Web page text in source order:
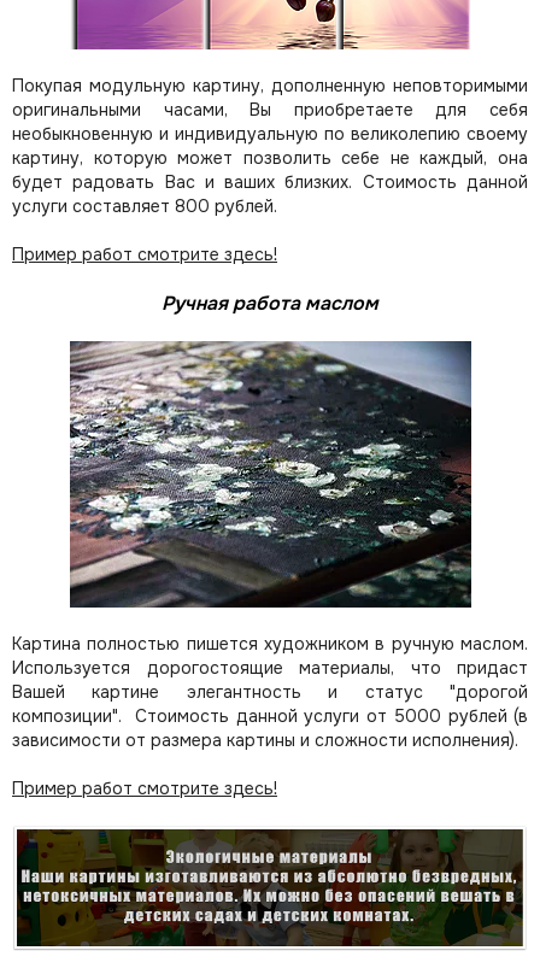
Покупая модульную картину, дополненную неповторимыми
оригинальными часами, Вы приобретаете для себя
необыкновенную и индивидуальную по великолепию своему
картину, которую может позволить себе не каждый, она
будет радовать Вас и ваших близких. Стоимость данной
услуги составляет 800 рублей.
Пример работ смотрите здесь!
Ручная работа маслом
Картина полностью пишется художником в ручную маслом.
Используется дорогостоящие материалы, что придаст
Вашей картине элегантность и статус "дорогой
композиции". Стоимость данной услуги от 5000 рублей (в
зависимости от размера картины и сложности исполнения).
Пример работ смотрите здесь!